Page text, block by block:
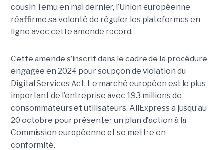
cousin Temu en mai dernier, l’Union européenne
réaffirme sa volonté de réguler les plateformes en
ligne avec cette amende record.
Cette amende s’inscrit dans le cadre de la procédure
engagée en 2024 pour soupçon de violation du
Digital Services Act. Le marché européen est le plus
important de l’entreprise avec 193 millions de
consommateurs et utilisateurs. AliExpress a jusqu’au
20 octobre pour présenter un plan d’action à la
Commission européenne et se mettre en
conformité.